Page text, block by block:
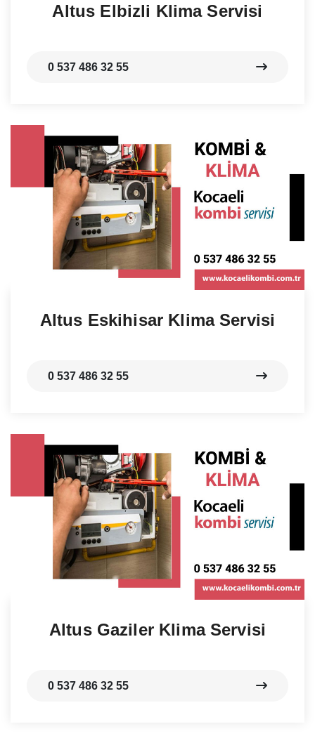
Altus Elbizli Klima Servisi
0 537 486 32 55
Altus Eskihisar Klima Servisi
0 537 486 32 55
Altus Gaziler Klima Servisi
0 537 486 32 55